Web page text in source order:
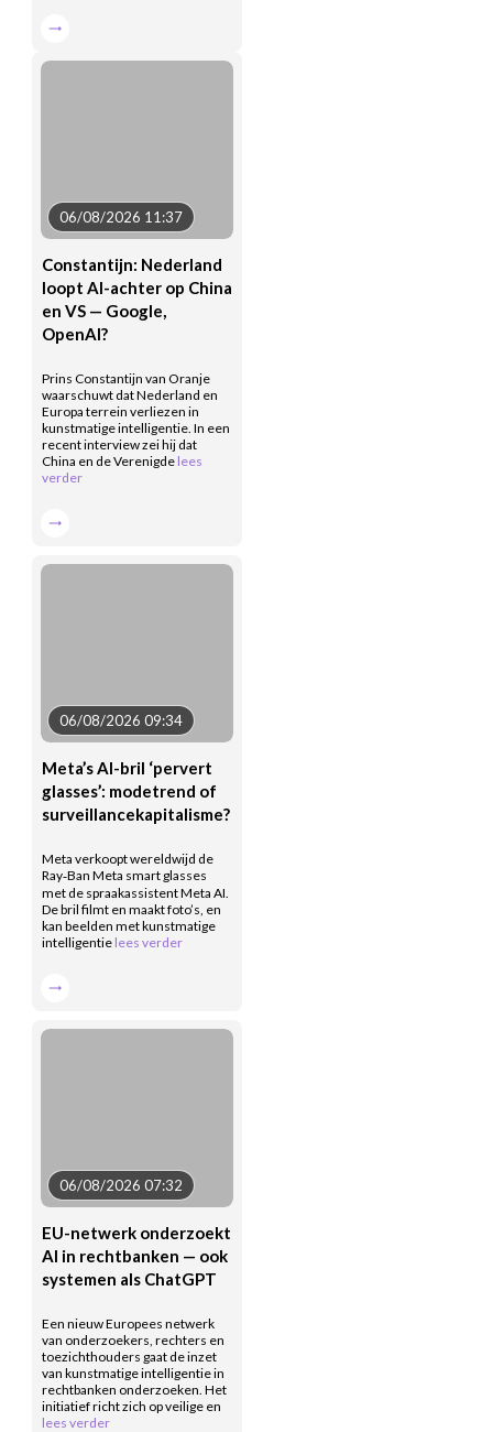
06/08/2026 11:37
Constantijn: Nederland
loopt AI-achter op China
en VS — Google,
OpenAI?
Prins Constantijn van Oranje
waarschuwt dat Nederland en
Europa terrein verliezen in
kunstmatige intelligentie. In een
recent interview zei hij dat
China en de Verenigde lees
verder
06/08/2026 09:34
Meta’s AI-bril ‘pervert
glasses’: modetrend of
surveillancekapitalisme?
Meta verkoopt wereldwijd de
Ray‑Ban Meta smart glasses
met de spraakassistent Meta AI.
De bril filmt en maakt foto’s, en
kan beelden met kunstmatige
intelligentie lees verder
06/08/2026 07:32
EU-netwerk onderzoekt
AI in rechtbanken — ook
systemen als ChatGPT
Een nieuw Europees netwerk
van onderzoekers, rechters en
toezichthouders gaat de inzet
van kunstmatige intelligentie in
rechtbanken onderzoeken. Het
initiatief richt zich op veilige en
lees verder